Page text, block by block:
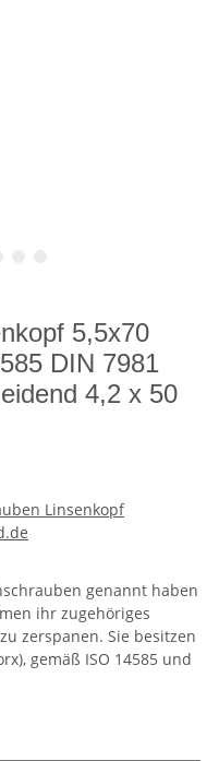
5,5x70
DIN 7981
4,2 x 50
Linsenkopf
genannt haben
ihr zugehöriges
zerspanen. Sie besitzen
gemäß ISO 14585 und